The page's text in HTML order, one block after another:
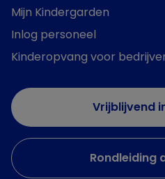
Mijn Kindergarden
Inlog personeel
Kinderopvang voor
Vrijblijvend
Rondleiding